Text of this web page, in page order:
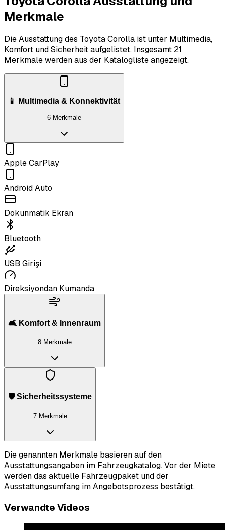
Merkmale
Die Ausstattung des Toyota Corolla ist unter Multimedia,
Komfort und Sicherheit aufgelistet. Insgesamt 21
Merkmale werden aus der Katalogliste angezeigt.
📱 Multimedia & Konnektivität
6 Merkmale
Apple CarPlay
Android Auto
Dokunmatik Ekran
Bluetooth
USB Girişi
Direksiyondan Kumanda
🛋️ Komfort & Innenraum
8 Merkmale
🛡️ Sicherheitssysteme
7 Merkmale
Die genannten Merkmale basieren auf den
Ausstattungsangaben im Fahrzeugkatalog. Vor der Miete
werden das aktuelle Fahrzeugpaket und der
Ausstattungsumfang im Angebotsprozess bestätigt.
Verwandte Videos